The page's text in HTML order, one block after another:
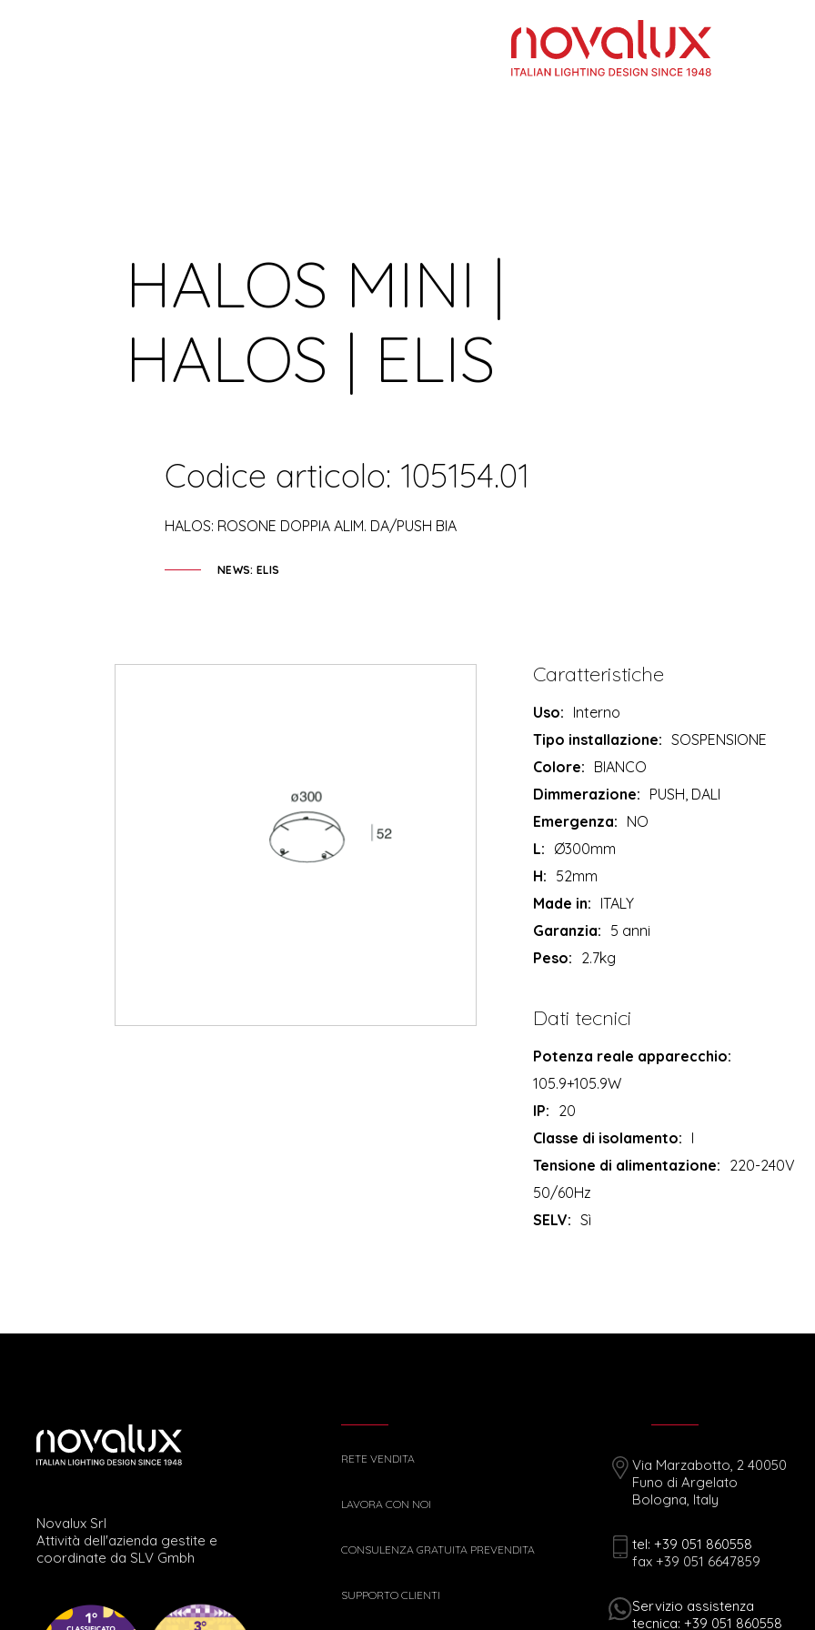
HALOS MINI |
HALOS | ELIS
Codice articolo: 105154.01
HALOS: ROSONE DOPPIA ALIM. DA/PUSH BIA
NEWS: ELIS
Caratteristiche
Uso: Interno
Tipo installazione: SOSPENSIONE
Colore: BIANCO
Dimmerazione: PUSH, DALI
Emergenza: NO
L: Ø300mm
H: 52mm
Made in: ITALY
Garanzia: 5 anni
Peso: 2.7kg
Dati tecnici
Potenza reale apparecchio:
105.9+105.9W
IP: 20
Classe di isolamento: I
Tensione di alimentazione: 220-240V
50/60Hz
SELV: Sì
Novalux Srl
Attività dell'azienda gestite e
coordinate da SLV Gmbh
RETE VENDITA
LAVORA CON NOI
CONSULENZA GRATUITA PREVENDITA
SUPPORTO CLIENTI
Via Marzabotto, 2 40050
Funo di Argelato
Bologna, Italy
tel: +39 051 860558
fax +39 051 6647859
Servizio assistenza
tecnica: +39 051 860558